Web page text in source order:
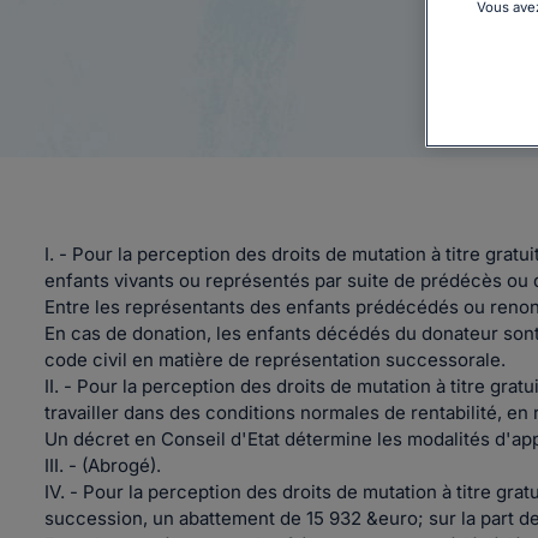
I. - Pour la perception des droits de mutation à titre
enfants vivants ou représentés par suite de prédécès ou
Entre les représentants des enfants prédécédés ou
En cas de donation, les enfants décédés du donateur
code civil en matière de représentation successorale.
II. - Pour la perception des droits de mutation à titre
travailler dans des conditions normales de rentabilité,
Un décret en Conseil d'Etat détermine les modalités
III. - (Abrogé).
IV. - Pour la perception des droits de mutation à titre
succession, un abattement de 15 932 &euro; sur la part
Vous